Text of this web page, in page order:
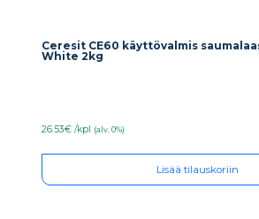
Ceresit CE60 käyttövalmis
White 2kg
26.53€ /kpl (alv. 0%)
Lisää tilauskoriin